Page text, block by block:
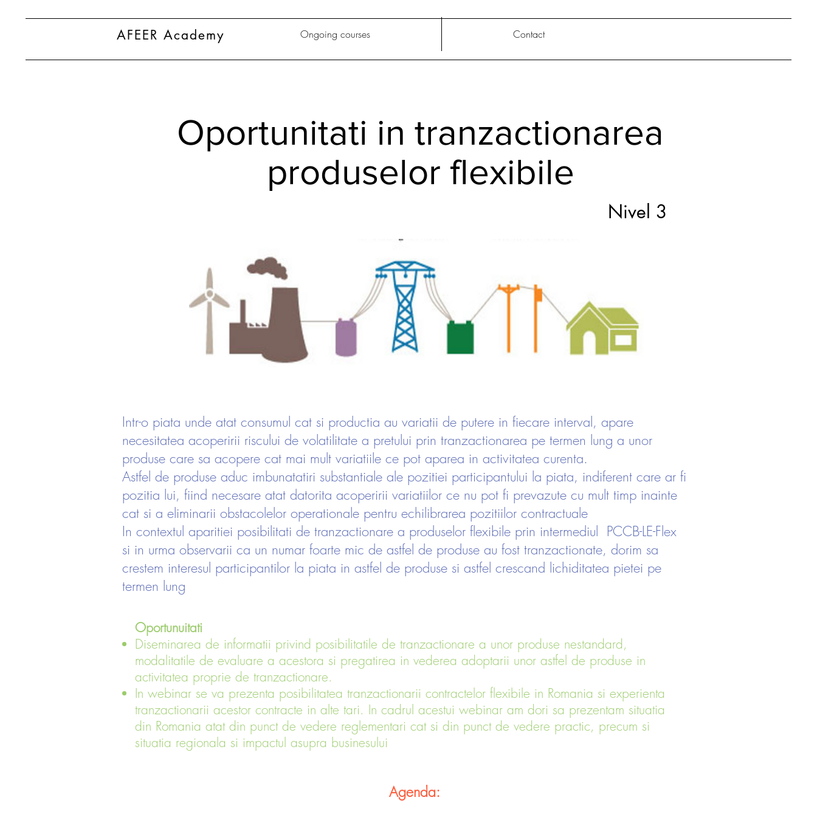
AFEER Academy Ongoing courses Contact
Oportunitati in tranzactionarea
produselor flexibile
Nivel 3
Intr-o piata unde atat consumul cat si productia au variatii de putere in fiecare interval, apare
necesitatea acoperirii riscului de volatilitate a pretului prin tranzactionarea pe termen lung a unor
produse care sa acopere cat mai mult variatiile ce pot aparea in activitatea curenta.
Astfel de produse aduc imbunatatiri substantiale ale pozitiei participantului la piata, indiferent care ar fi
pozitia lui, fiind necesare atat datorita acoperirii variatiilor ce nu pot fi prevazute cu mult timp inainte
cat si a eliminarii obstacolelor operationale pentru echilibrarea pozitiilor contractuale
In contextul aparitiei posibilitati de tranzactionare a produselor flexibile prin intermediul PCCB-LE-Flex
si in urma observarii ca un numar foarte mic de astfel de produse au fost tranzactionate, dorim sa
crestem interesul participantilor la piata in astfel de produse si astfel crescand lichiditatea pietei pe
termen lung
Oportunuitati
Diseminarea de informatii privind posibilitatile de tranzactionare a unor produse nestandard,
modalitatile de evaluare a acestora si pregatirea in vederea adoptarii unor astfel de produse in
activitatea proprie de tranzactionare.
In webinar se va prezenta posibilitatea tranzactionarii contractelor flexibile in Romania si experienta
tranzactionarii acestor contracte in alte tari. In cadrul acestui webinar am dori sa prezentam situatia
din Romania atat din punct de vedere reglementari cat si din punct de vedere practic, precum si
situatia regionala si impactul asupra businesului
Agenda: